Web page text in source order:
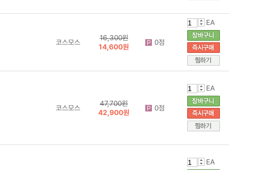
코스모스
16,300원
14,600원
0점
EA
코스모스
47,700원
42,900원
0점
EA
EA